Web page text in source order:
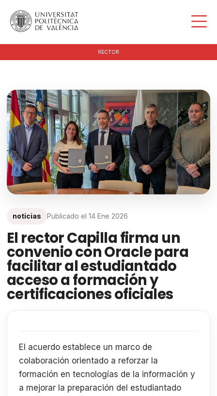
RECTOR
noticias Publicado el 14 Ene 2026
El rector Capilla firma un
convenio con Oracle para
facilitar al estudiantado
acceso a formación y
certificaciones oficiales
El acuerdo establece un marco de
colaboración orientado a reforzar la
formación en tecnologías de la información y
a mejorar la preparación del estudiantado